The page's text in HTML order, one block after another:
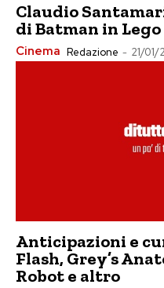
Claudio
di Batman in
Cinema Redazione - 21/01/
Anticipazioni e
Flash, Grey’s
Robot e altro